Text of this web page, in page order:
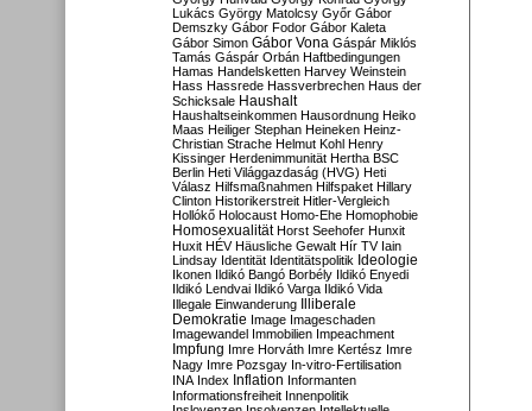
Lukács György Matolcsy Győr Gábor
Demszky Gábor Fodor Gábor Kaleta
Gábor Simon Gábor Vona Gáspár Miklós
Tamás Gáspár Orbán Haftbedingungen
Hamas Handelsketten Harvey Weinstein
Hass Hassrede Hassverbrechen Haus der
Schicksale Haushalt
Haushaltseinkommen Hausordnung Heiko
Maas Heiliger Stephan Heineken Heinz-
Christian Strache Helmut Kohl Henry
Kissinger Herdenimmunität Hertha BSC
Berlin Heti Világgazdaság (HVG) Heti
Válasz Hilfsmaßnahmen Hilfspaket Hillary
Clinton Historikerstreit Hitler-Vergleich
Hollókő Holocaust Homo-Ehe Homophobie
Homosexualität Horst Seehofer Hunxit
Huxit HÉV Häusliche Gewalt Hír TV Iain
Lindsay Identität Identitätspolitik Ideologie
Ikonen Ildikó Bangó Borbély Ildikó Enyedi
Ildikó Lendvai Ildikó Varga Ildikó Vida
Illegale Einwanderung Illiberale
Demokratie Image Imageschaden
Imagewandel Immobilien Impeachment
Impfung Imre Horváth Imre Kertész Imre
Nagy Imre Pozsgay In-vitro-Fertilisation
INA Index Inflation Informanten
Informationsfreiheit Innenpolitik